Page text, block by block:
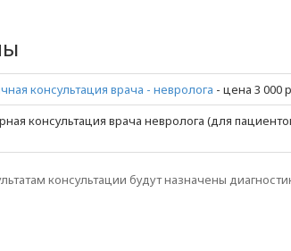
консультация врача - невролога - цена 3 000
консультация врача невролога (для
консультации будут назначены